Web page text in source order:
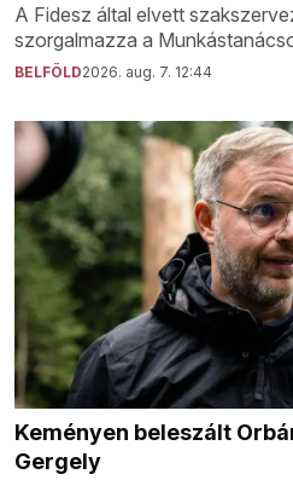
A Fidesz által elvett
szorgalmazza a
BELFÖLD2026. aug. 7. 12:44
Keményen beleszált
Gergely